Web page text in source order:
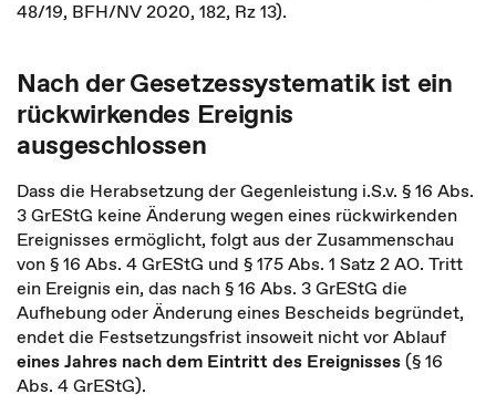
48/19, BFH/NV 2020, 182, Rz 13).
Nach der Gesetzessystematik ist ein
rückwirkendes Ereignis
ausgeschlossen
Dass die Herabsetzung der Gegenleistung i.S.v. § 16 Abs.
3 GrEStG keine Änderung wegen eines rückwirkenden
Ereignisses ermöglicht, folgt aus der Zusammenschau
von § 16 Abs. 4 GrEStG und § 175 Abs. 1 Satz 2 AO. Tritt
ein Ereignis ein, das nach § 16 Abs. 3 GrEStG die
Aufhebung oder Änderung eines Bescheids begründet,
endet die Festsetzungsfrist insoweit nicht vor Ablauf
eines Jahres nach dem Eintritt des Ereignisses(§ 16
Abs. 4 GrEStG).